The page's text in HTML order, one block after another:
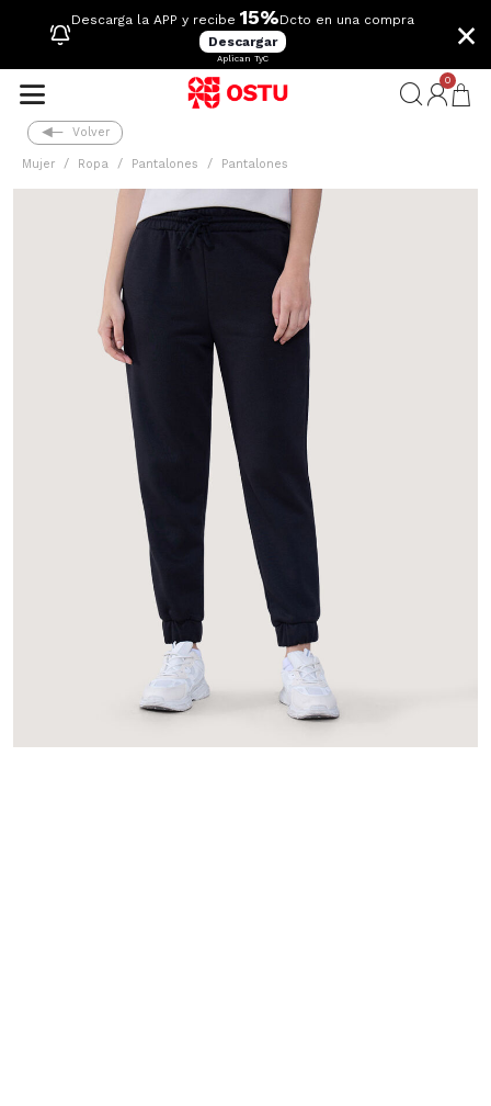
Descarga la APP y recibe 15%Dcto en una compra
Descargar
Aplican TyC
×
0
Volver
Mujer Ropa Pantalones Pantalones